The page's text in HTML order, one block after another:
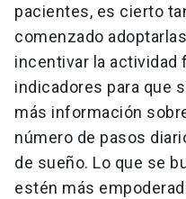
pacientes, es cierto
comenzado
incentivar la actividad
indicadores para que
más información
número de pasos
de sueño. Lo que se
estén más